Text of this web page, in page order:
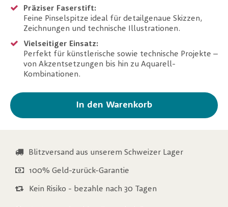
Präziser Faserstift:
Feine Pinselspitze ideal für detailgenaue Skizzen,
Zeichnungen und technische Illustrationen.
Vielseitiger Einsatz:
Perfekt für künstlerische sowie technische Projekte –
von Akzentsetzungen bis hin zu Aquarell-
Kombinationen.
In den Warenkorb
Blitzversand aus unserem Schweizer Lager
100% Geld-zurück-Garantie
Kein Risiko - bezahle nach 30 Tagen